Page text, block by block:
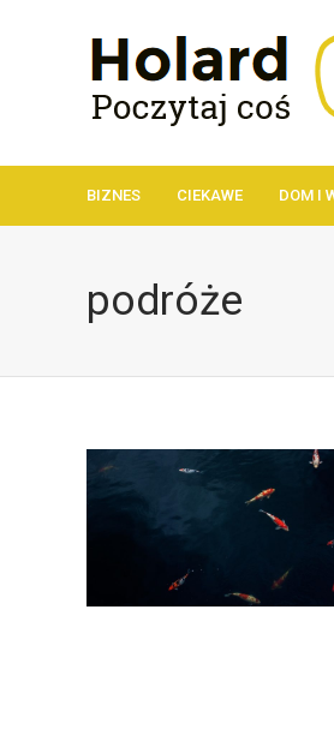
BIZNES CIEKAWE DOM I
podróże